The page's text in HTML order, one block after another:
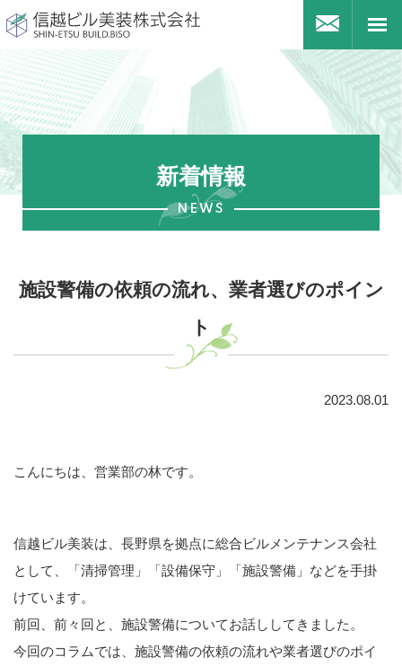
信越ビル美装株式会社 お問合せ
新着情報
NEWS
施設警備の依頼の流れ、業者選びのポイン
ト
2023.08.01
こんにちは、営業部の林です。
信越ビル美装は、長野県を拠点に総合ビルメンテナンス会社
として、「清掃管理」「設備保守」「施設警備」などを手掛
けています。
前回、前々回と、施設警備についてお話ししてきました。
今回のコラムでは、施設警備の依頼の流れや業者選びのポイ